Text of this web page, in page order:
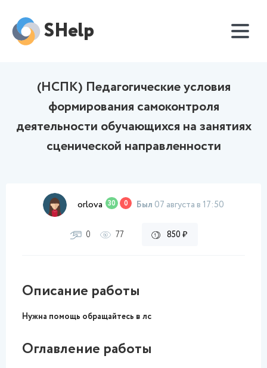
SHelp
(НСПК) Педагогические условия
формирования самоконтроля
деятельности обучающихся на занятиях
сценической направленности
orlova 30 0 Был 07 августа в 17:50
0 77 850 ₽
Описание работы
Нужна помощь обращайтесь в лс
Оглавление работы